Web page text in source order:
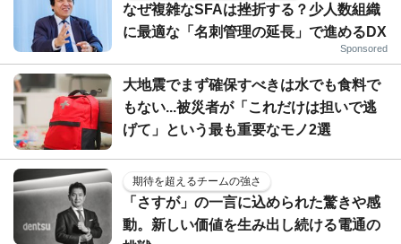
なぜ複雑なSFAは挫折する？少人数組織
に最適な「名刺管理の延長」で進めるDX
Sponsored
大地震でまず確保すべきは水でも食料で
もない...被災者が「これだけは担いで逃
げて」という最も重要なモノ2選
期待を超えるチームの強さ
「さすが」の一言に込められた驚きや感
動。新しい価値を生み出し続ける電通の